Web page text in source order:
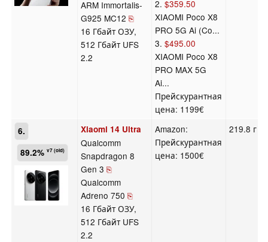
ARM Immortalis-
G925 MC12 ⎘
16 Гбайт ОЗУ,
512 Гбайт UFS
2.2
2.$359.50
XIAOMI Poco X8
PRO 5G Ai (Co...
3.$495.00
XIAOMI Poco X8
PRO MAX 5G
Ai...
Прейскурантная
цена: 1199€
6.
89.2%v7 (old)
Xiaomi 14 Ultra
Qualcomm
Snapdragon 8
Gen 3 ⎘
Qualcomm
Adreno 750 ⎘
16 Гбайт ОЗУ,
512 Гбайт UFS
2.2
Amazon:
Прейскурантная
цена: 1500€
219.8 г